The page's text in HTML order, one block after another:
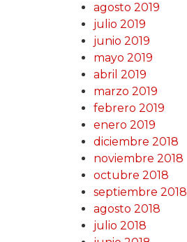
agosto 2019
julio 2019
junio 2019
mayo 2019
abril 2019
marzo 2019
febrero 2019
enero 2019
diciembre 2018
noviembre 2018
octubre 2018
septiembre 2018
agosto 2018
julio 2018